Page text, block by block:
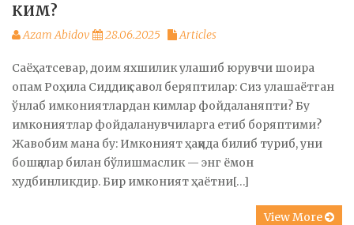
КИМ?
Azam Abidov 28.06.2025 Articles
Саёҳатсевар, доим яхшилик улашиб юрувчи шоира
опам Роҳила Сиддиқ савол беряптилар: Сиз улашаётган
ўнлаб имкониятлардан кимлар фойдаланяпти? Бу
имкониятлар фойдаланувчиларга етиб боряптими?
Жавобим мана бу: Имконият ҳақида билиб туриб, уни
бошқалар билан бўлишмаслик — энг ёмон
худбинликдир. Бир имконият ҳаётни[…]
View More